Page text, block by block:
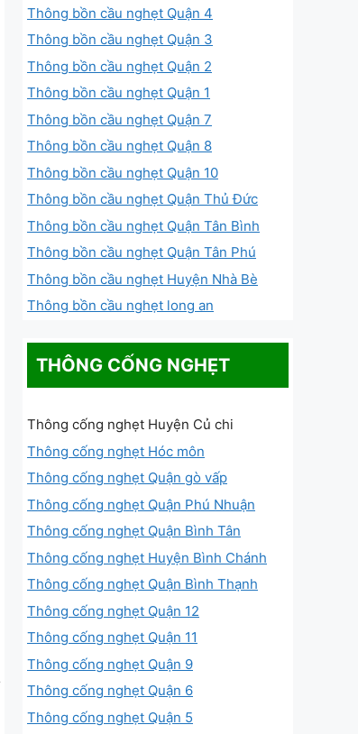
Thông bồn cầu nghẹt Quận 4
Thông bồn cầu nghẹt Quận 3
Thông bồn cầu nghẹt Quận 2
Thông bồn cầu nghẹt Quận 1
Thông bồn cầu nghẹt Quận 7
Thông bồn cầu nghẹt Quận 8
Thông bồn cầu nghẹt Quận 10
Thông bồn cầu nghẹt Quận Thủ Đức
Thông bồn cầu nghẹt Quận Tân Bình
Thông bồn cầu nghẹt Quận Tân Phú
Thông bồn cầu nghẹt Huyện Nhà Bè
Thông bồn cầu nghẹt long an
THÔNG CỐNG NGHẸT
Thông cống nghẹt Huyện Củ chi
Thông cống nghẹt Hóc môn
Thông cống nghẹt Quận gò vấp
Thông cống nghẹt Quận Phú Nhuận
Thông cống nghẹt Quận Bình Tân
Thông cống nghẹt Huyện Bình Chánh
Thông cống nghẹt Quận Bình Thạnh
Thông cống nghẹt Quận 12
Thông cống nghẹt Quận 11
Thông cống nghẹt Quận 9
Thông cống nghẹt Quận 6
Thông cống nghẹt Quận 5